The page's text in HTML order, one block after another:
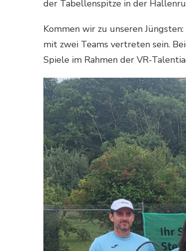
der Tabellenspitze in der
Kommen wir zu unseren
mit zwei Teams vertreten sein.
Spiele im Rahmen der VR-